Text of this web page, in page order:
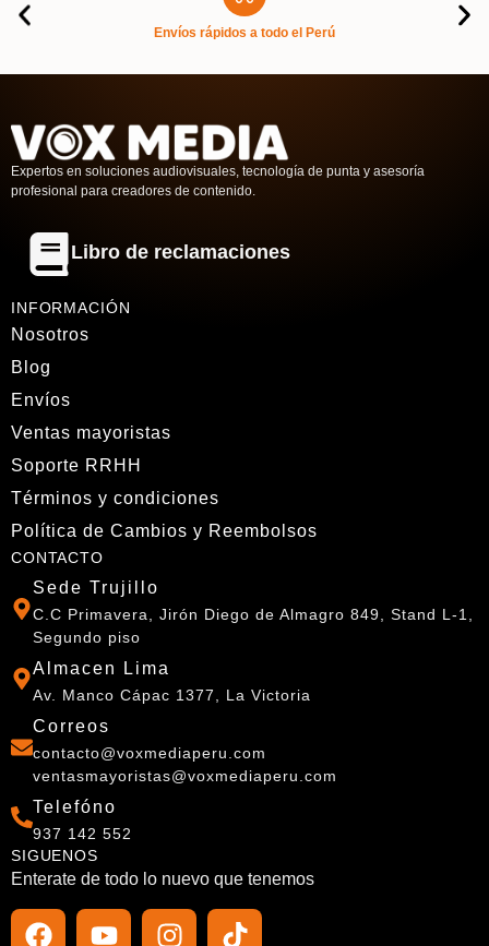
Envíos rápidos a todo el Perú
Expertos en soluciones audiovisuales, tecnología de punta y asesoría
profesional para creadores de contenido.
Libro de reclamaciones
INFORMACIÓN
Nosotros
Blog
Envíos
Ventas mayoristas
Soporte RRHH
Términos y condiciones
Política de Cambios y Reembolsos
CONTACTO
Sede Trujillo
C.C Primavera, Jirón Diego de Almagro 849, Stand L-1,
Segundo piso
Almacen Lima
Av. Manco Cápac 1377, La Victoria
Correos
contacto@voxmediaperu.com
ventasmayoristas@voxmediaperu.com
Telefóno
937 142 552
SIGUENOS
Enterate de todo lo nuevo que tenemos